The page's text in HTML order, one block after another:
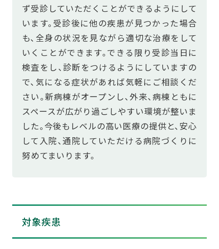
ず受診していただくことができるようにして
います。受診後に他の疾患が見つかった場合
も、全身の状況を見ながら適切な治療をして
いくことができます。できる限り受診当日に
検査をし、診断をつけるようにしていますの
で、気になる症状があれば気軽にご相談くだ
さい。新病棟がオープンし、外来、病棟ともに
スペースが広がり過ごしやすい環境が整いま
した。今後もレベルの高い医療の提供と、安心
して入院、通院していただける病院づくりに
努めてまいります。